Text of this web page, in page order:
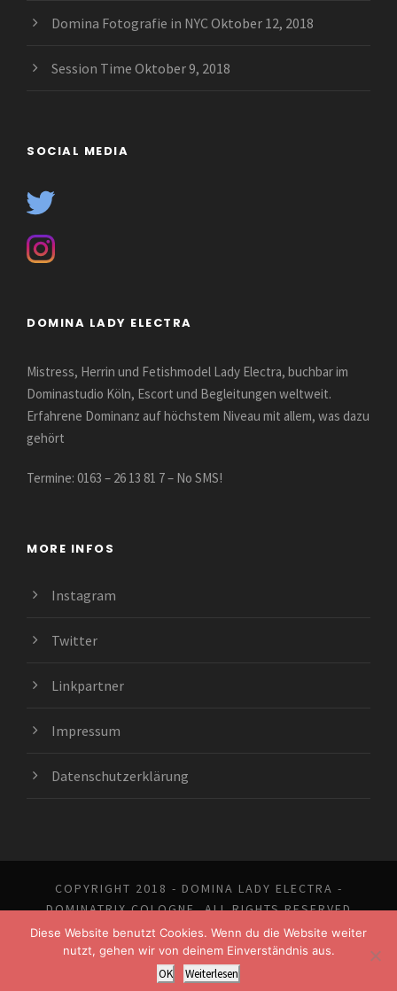
Domina Fotografie in NYCOktober 12, 2018
Session Time Oktober 9, 2018
SOCIAL MEDIA
DOMINA LADY ELECTRA
Mistress, Herrin und Fetishmodel Lady Electra, buchbar im
Dominastudio Köln, Escort und Begleitungen weltweit.
Erfahrene Dominanz auf höchstem Niveau mit allem, was dazu
gehört
Termine: 0163 – 26 13 81 7 – No SMS!
MORE INFOS
Instagram
Twitter
Linkpartner
Impressum
Datenschutzerklärung
COPYRIGHT 2018 - DOMINA LADY ELECTRA -
DOMINATRIX COLOGNE, ALL RIGHTS RESERVED
Diese Website benutzt Cookies. Wenn du die Website weiter
nutzt, gehen wir von deinem Einverständnis aus.
OK Weiterlesen